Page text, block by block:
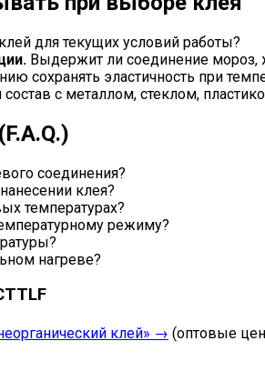
для текущих условий работы?
Выдержит ли соединение мороз,
сохранять эластичность при
с металлом, стеклом,
соединения?
клея?
температурах?
режиму?
нагреве?
клей» → (оптовые